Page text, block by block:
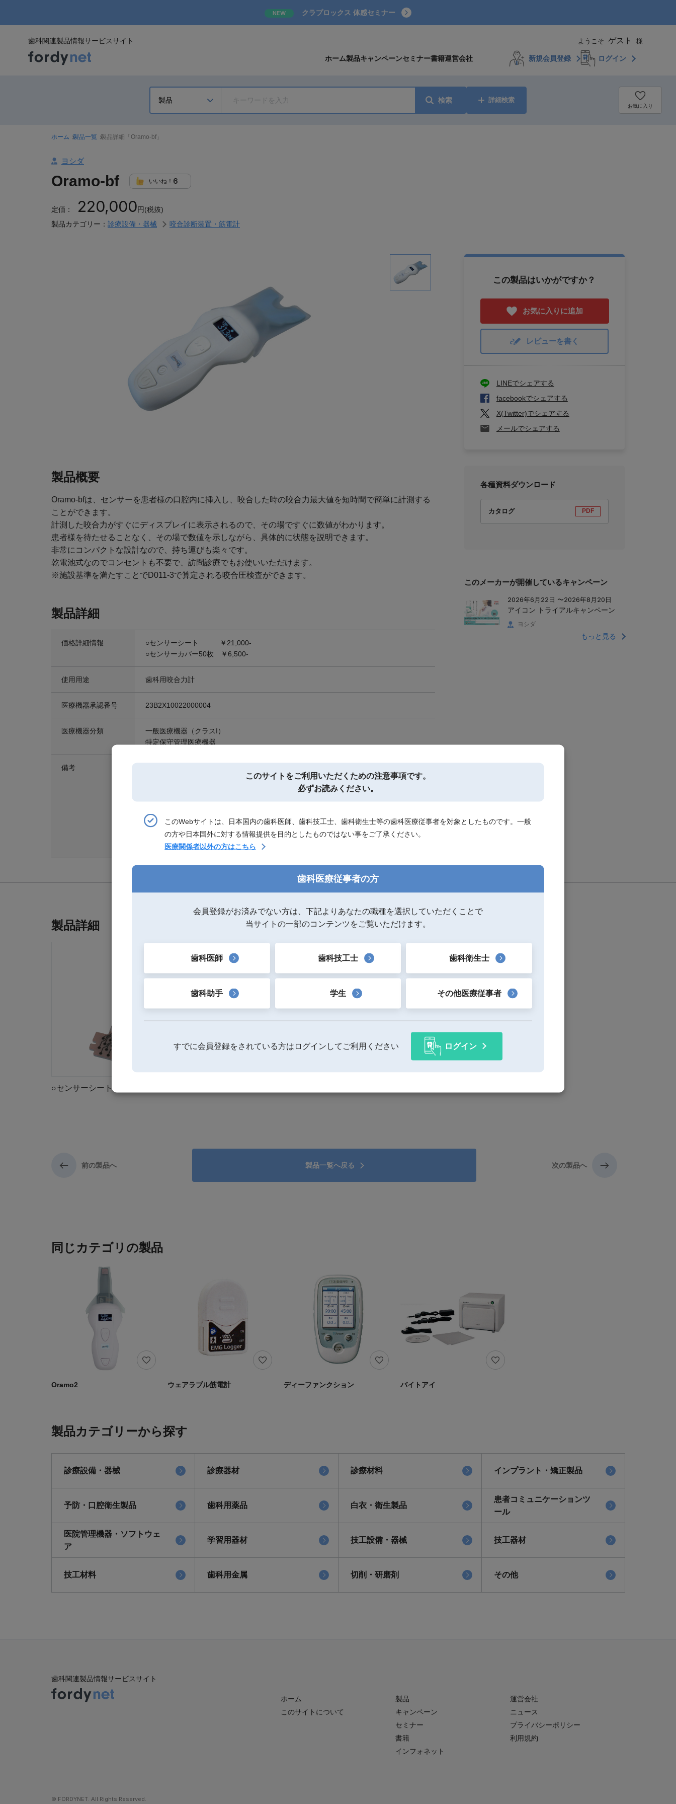
NEW クラプロックス 体感セミナー
歯科関連製品情報サービスサイト ようこそ ゲスト 様
ホーム製品キャンペーンセミナー書籍運営会社 新規会員登録 ログイン
検索 詳細検索
お気に入り
ホーム 製品一覧 製品詳細「Oramo-bf」
ヨシダ
Oramo-bf いいね！ 6
定価： 220,000円(税抜)
製品カテゴリー： 診療設備・器械 咬合診断装置・筋電計
製品概要
Oramo-bfは、センサーを患者様の口腔内に挿入し、咬合した時の咬合力最大値を短時間で簡単に計測する
ことができます。
計測した咬合力がすぐにディスプレイに表示されるので、その場ですぐに数値がわかります。
患者様を待たせることなく、その場で数値を示しながら、具体的に状態を説明できます。
非常にコンパクトな設計なので、持ち運びも楽々です。
乾電池式なのでコンセントも不要で、訪問診療でもお使いいただけます。
※施設基準を満たすことでD011-3で算定される咬合圧検査ができます。
製品詳細
価格詳細情報
○センサーシート ￥21,000-
○センサーカバー50枚 ￥6,500-
使用用途 歯科用咬合力計
医療機器承認番号 23B2X10022000004
医療機器分類
一般医療機器（クラスI）
特定保守管理医療機器
備考
・センサーカバー（50枚）
・単４電池３本（１本予備付属）
・セミハードケース（１個）
○センサーシート
○センサーカバー50枚
この製品はいかがですか？
お気に入りに追加
レビューを書く
LINEでシェアする
facebookでシェアする
X(Twitter)でシェアする
メールでシェアする
各種資料ダウンロード
カタログ PDF
このメーカーが開催しているキャンペーン
2026年6月22日 〜2026年8月20日
アイコン トライアルキャンペーン
ヨシダ
もっと見る
製品詳細
○センサーシート
前の製品へ 製品一覧へ戻る 次の製品へ
同じカテゴリの製品
Oramo2 ウェアラブル筋電計 ディーファンクション バイトアイ
製品カテゴリーから探す
診療設備・器械 診療器材 診療材料 インプラント・矯正製品
予防・口腔衛生製品 歯科用薬品 白衣・衛生製品
患者コミュニケーションツ
ール
医院管理機器・ソフトウェ
ア
学習用器材 技工設備・器械 技工器材
技工材料 歯科用金属 切削・研磨剤 その他
歯科関連製品情報サービスサイト
ホーム
このサイトについて
製品
キャンペーン
セミナー
書籍
インフォネット
運営会社
ニュース
プライバシーポリシー
利用規約
©︎ FORDYNET. All Rights Reserved.
このサイトをご利用いただくための注意事項です。
必ずお読みください。
このWebサイトは、日本国内の歯科医師、歯科技工士、歯科衛生士等の歯科医療従事者を対象としたものです。一般
の方や日本国外に対する情報提供を目的としたものではない事をご了承ください。
医療関係者以外の方はこちら
歯科医療従事者の方
会員登録がお済みでない方は、下記よりあなたの職種を選択していただくことで
当サイトの一部のコンテンツをご覧いただけます。
歯科医師 歯科技工士 歯科衛生士
歯科助手 学生 その他医療従事者
すでに会員登録をされている方はログインしてご利用ください ログイン